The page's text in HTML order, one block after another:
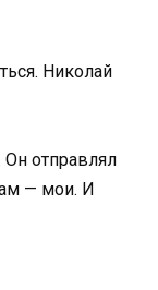
Николай
отправлял
— мои. И